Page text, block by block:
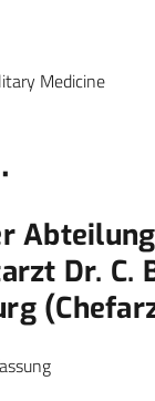
Medicine
Dr. C.